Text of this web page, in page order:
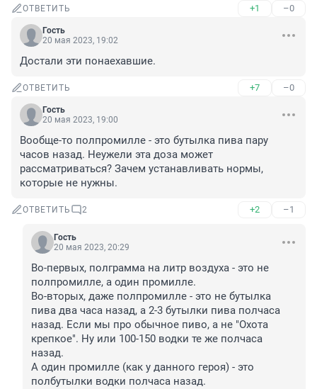
ОТВЕТИТЬ +1 –0
Гость
20 мая 2023, 19:02
Достали эти понаехавшие.
ОТВЕТИТЬ +7 –0
Гость
20 мая 2023, 19:00
Вообще-то полпромилле - это бутылка пива пару
часов назад. Неужели эта доза может
рассматриваться? Зачем устанавливать нормы,
которые не нужны.
ОТВЕТИТЬ 2 +2 –1
Гость
20 мая 2023, 20:29
Во-первых, полграмма на литр воздуха - это не
полпромилле, а один промилле.
Во-вторых, даже полпромилле - это не бутылка
пива два часа назад, а 2-3 бутылки пива полчаса
назад. Если мы про обычное пиво, а не "Охота
крепкое". Ну или 100-150 водки те же полчаса
назад.
А один промилле (как у данного героя) - это
полбутылки водки полчаса назад.